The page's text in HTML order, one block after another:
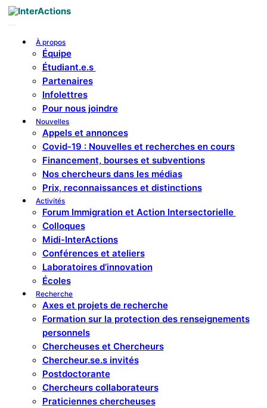
Skip
À propos
Équipe
Étudiant.e.s
Partenaires
Infolettres
Pour nous joindre
Nouvelles
Appels et annonces
Covid-19 : Nouvelles et recherches en cours
Financement, bourses et subventions
Nos chercheurs dans les médias
Prix, reconnaissances et distinctions
Activités
Forum Immigration et Action Intersectorielle
Colloques
Midi-InterActions
Conférences et ateliers
Laboratoires d’innovation
Écoles
Recherche
Axes et projets de recherche
Formation sur la protection des renseignements
personnels
Chercheuses et Chercheurs
Chercheur.se.s invités
Postdoctorante
Chercheurs collaborateurs
Praticiennes chercheuses